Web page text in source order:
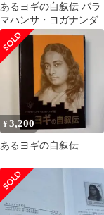
あるヨギの自叙伝 パラ
マハンサ・ヨガナンダ
¥3,200
あるヨギの自叙伝